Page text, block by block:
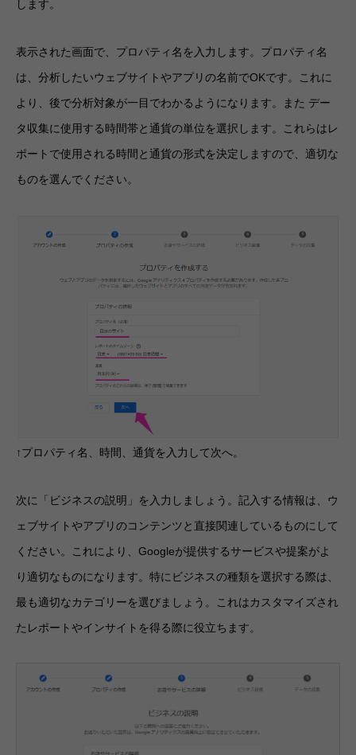
します。
表示された画面で、プロパティ名を入力します。プロパティ名
は、分析したいウェブサイトやアプリの名前でOKです。これに
より、後で分析対象が一目でわかるようになります。また デー
タ収集に使用する時間帯と通貨の単位を選択します。これらはレ
ポートで使用される時間と通貨の形式を決定しますので、適切な
ものを選んでください。
↑プロパティ名、時間、通貨を入力して次へ。
次に「ビジネスの説明」を入力しましょう。記入する情報は、ウ
ェブサイトやアプリのコンテンツと直接関連しているものにして
ください。これにより、Googleが提供するサービスや提案がよ
り適切なものになります。特にビジネスの種類を選択する際は、
最も適切なカテゴリーを選びましょう。これはカスタマイズされ
たレポートやインサイトを得る際に役立ちます。